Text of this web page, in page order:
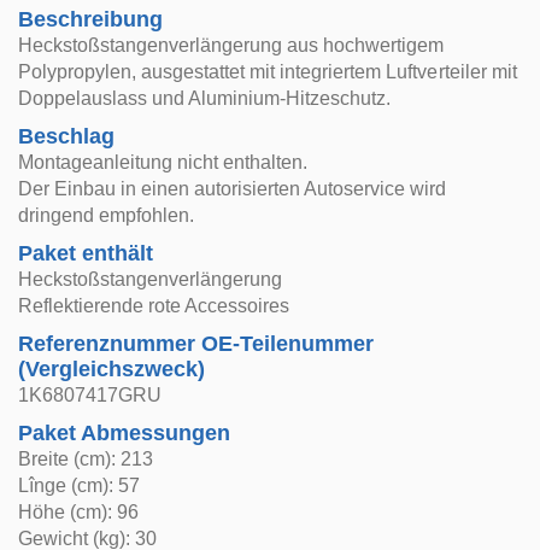
Beschreibung
Heckstoßstangenverlängerung aus hochwertigem
Polypropylen, ausgestattet mit integriertem Luftverteiler mit
Doppelauslass und Aluminium-Hitzeschutz.
Beschlag
Montageanleitung nicht enthalten.
Der Einbau in einen autorisierten Autoservice wird
dringend empfohlen.
Paket enthält
Heckstoßstangenverlängerung
Reflektierende rote Accessoires
Referenznummer OE-Teilenummer
(Vergleichszweck)
1K6807417GRU
Paket Abmessungen
Breite (cm): 213
Lînge (cm): 57
Höhe (cm): 96
Gewicht (kg): 30